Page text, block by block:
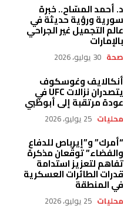
د. أحمد المسّاح.. خبرة
سورية ورؤية حديثة في
عالم التجميل غير الجراحي
بالإمارات
صحة 30 يوليو، 2026
أنكالايف وغوسكوف
يتصدران نزالات UFC في
عودة مرتقبة إلى أبوظبي
محليات 25 يوليو، 2026
“أمرك” و”إيرباص للدفاع
والفضاء” توقّعان مذكرة
تفاهم لتعزيز استدامة
قدرات الطائرات العسكرية
في المنطقة
محليات 25 يوليو، 2026